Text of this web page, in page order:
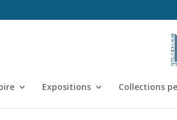
Expositions Collections